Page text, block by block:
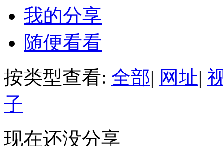
我的分享
随便看看
按类型查看: 全部| 网址|
子
现在还没分享